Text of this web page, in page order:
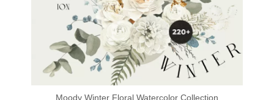
Moody Winter Floral Watercolor Collection